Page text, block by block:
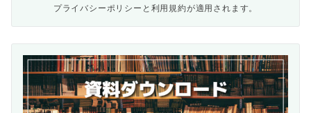
プライバシーポリシー と 利用規約が適用されます。